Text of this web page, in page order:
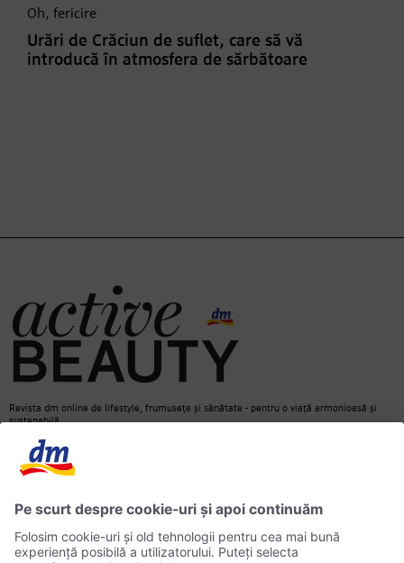
Oh, fericire
Urări de Crăciun de suflet, care să vă
introducă în atmosfera de sărbătoare
Revista dm online de lifestyle, frumusețe și sănătate - pentru o viață armonioasă și
sustenabilă.